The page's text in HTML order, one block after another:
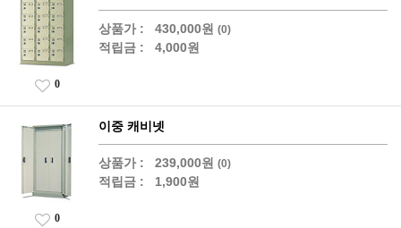
상품가 : 430,000원 (0)
적립금 : 4,000원
0
이중 캐비넷
상품가 : 239,000원 (0)
적립금 : 1,900원
0